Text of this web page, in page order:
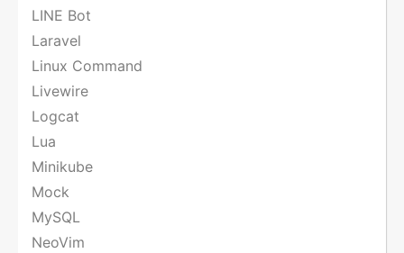
LINE Bot
Laravel
Linux Command
Livewire
Logcat
Lua
Minikube
Mock
MySQL
NeoVim